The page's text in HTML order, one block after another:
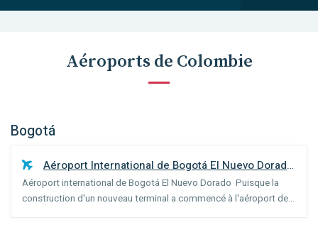
Aéroports de Colombie
Bogotá
Aéroport International de Bogotá El Nuevo Dorado
(Bogotá)
Aéroport international de Bogotá El Nuevo Dorado Puisque la
construction d'un nouveau terminal a commencé à l'aéroport de